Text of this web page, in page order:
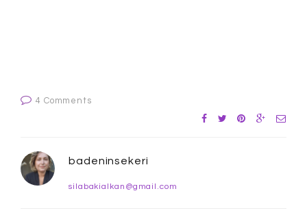
4 Comments
badeninsekeri
silabakialkan@gmail.com